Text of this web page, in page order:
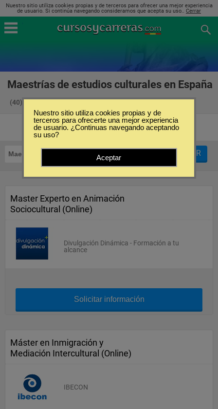
Nuestro sitio utiliza cookies propias y de terceros para ofrecer una mejor experiencia
de usuario. Si continúa navegando consideramos que acepta su uso.. Cerrar
Maestrías de estudios culturales en España
(40)
Maestrías Estudios Culturales FILTRAR
Master Experto en Animación
Sociocultural (Online)
Divulgación Dinámica - Formación a tu
alcance
Solicitar información
Máster en Inmigración y
Mediación Intercultural (Online)
IBECON
Nuestro sitio utiliza cookies propias y de
terceros para ofrecerte una mejor experiencia
de usuario. ¿Continuas navegando aceptando
su uso?
Aceptar